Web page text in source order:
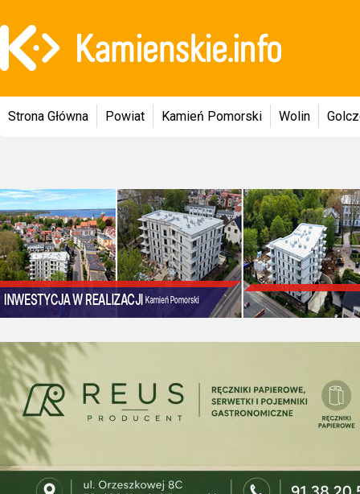
Strona Główna Powiat Kamień Pomorski Wolin